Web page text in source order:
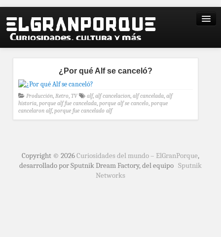
¿Por qué Alf se canceló?
Producción, Retro, TV alf, alf cancelacion, alf cancelada, alf
historia, porque alf fue cancelada, porque alf se cancelo, porque
cancelaron alf, porque fue cancelado alf
Copyright © 2026Curiosidades del mundo – ElGranPorque,
desarrollado por Sputnik Dream Factory, del equipo Sputnik
Networks